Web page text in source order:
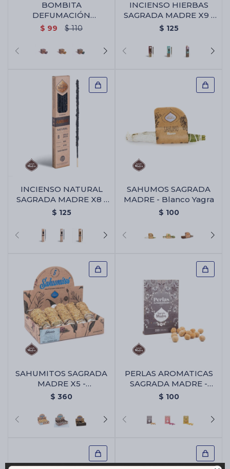
BOMBITA
DEFUMACIÓN
SAGRADA MADRE X 8 -
$ 99 $ 110
INCIENSO HIERBAS
SAGRADA MADRE X9 -
Anis/canela/olibano
$ 125
INCIENSO NATURAL
SAGRADA MADRE X8 -
Ambar
$ 125
SAHUMOS SAGRADA
MADRE - Blanco Yagra
$ 100
SAHUMITOS SAGRADA
MADRE X5 -
Calendula/manzanilla
$ 360
PERLAS AROMATICAS
SAGRADA MADRE -
Coco
$ 100